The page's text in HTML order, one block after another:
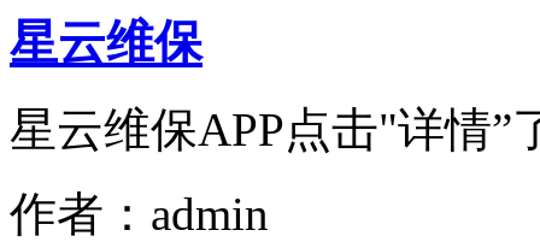
星云维保
星云维保APP点击"详情”
作者：admin